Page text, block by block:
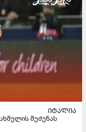
ᲘᲢᲐᲚᲘᲐ
შეძენას